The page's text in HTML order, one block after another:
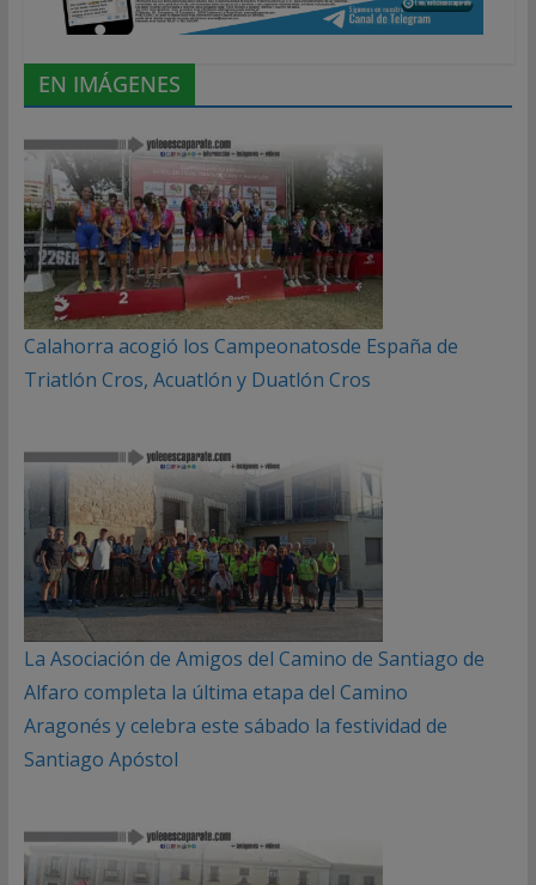
EN IMÁGENES
Calahorra acogió los Campeonatosde España de
Triatlón Cros, Acuatlón y Duatlón Cros
La Asociación de Amigos del Camino de Santiago de
Alfaro completa la última etapa del Camino
Aragonés y celebra este sábado la festividad de
Santiago Apóstol